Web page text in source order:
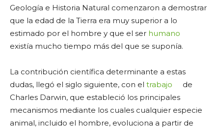
Geología e Historia Natural comenzaron a demostrar
que la edad de la Tierra era muy superior a lo
estimado por el hombre y que el ser humano
existía mucho tiempo más del que se suponía.
La contribución científica determinante a estas
dudas, llegó el siglo siguiente, con el trabajo
de
Charles Darwin, que estableció los principales
mecanismos mediante los cuales cualquier especie
animal, incluido el hombre, evoluciona a partir de